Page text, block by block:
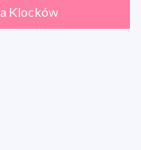
Klocków